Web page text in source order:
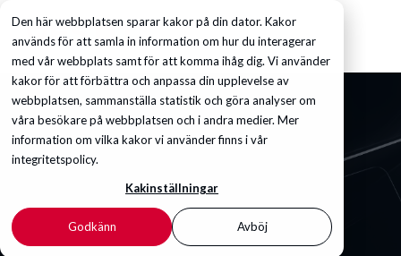
Den här webbplatsen sparar kakor på din dator. Kakor
används för att samla in information om hur du interagerar
med vår webbplats samt för att komma ihåg dig. Vi använder
kakor för att förbättra och anpassa din upplevelse av
webbplatsen, sammanställa statistik och göra analyser om
våra besökare på webbplatsen och i andra medier. Mer
information om vilka kakor vi använder finns i vår
integritetspolicy.
Kakinställningar
Godkänn Avböj